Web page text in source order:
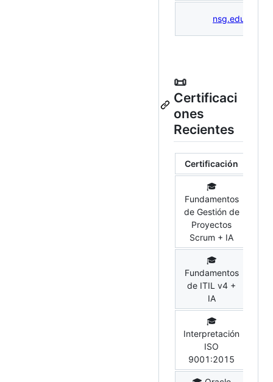
nsg.edu.pe
📜
Certificaci
ones
Recientes
Certificación
🎓
Fundamentos
de Gestión de
Proyectos
Scrum + IA
🎓
Fundamentos
de ITIL v4 +
IA
🎓
Interpretación
ISO
9001:2015